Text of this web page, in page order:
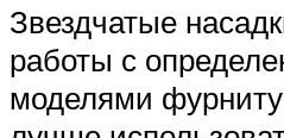
Звездчатые
работы с
моделями